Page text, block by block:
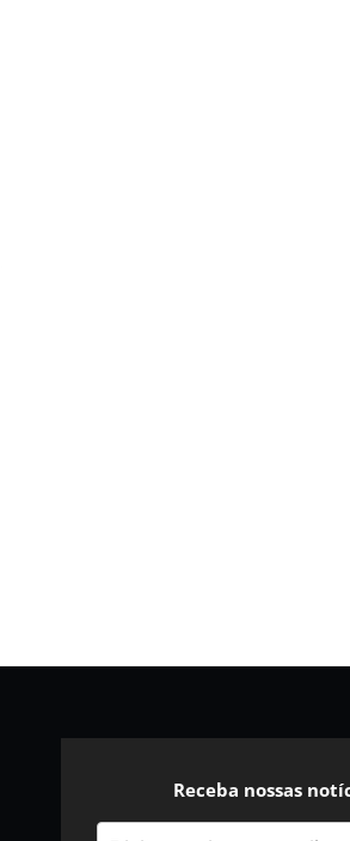
Receba nossas